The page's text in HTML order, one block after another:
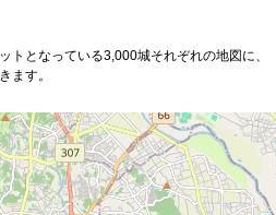
トとなっている3,000城それぞれの地図に、
ます。